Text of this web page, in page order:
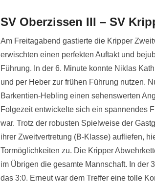
SV Oberzissen III – SV
Am Freitagabend gastierte die Kripper
erwischten einen perfekten Auftakt und
Führung. In der 6. Minute konnte Niklas
und per Heber zur frühen Führung nutzen.
Barkentien-Hebling einen sehenswerten
Folgezeit entwickelte sich ein spannendes
war. Trotz der robusten Spielweise der
ihrer Zweitvertretung (B-Klasse) aufliefen,
Tormöglichkeiten zu. Die Kripper
im Übrigen die gesamte Mannschaft. In der
das 3:0. Erneut war dem Treffer eine tolle